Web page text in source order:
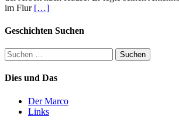
im Flur […]
Geschichten Suchen
Suchen
nach:
Dies und Das
Der Marco
Links